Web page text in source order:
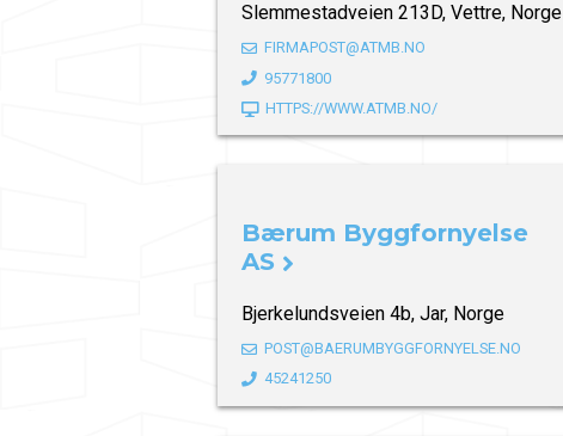
Slemmestadveien 213D, Vettre, Norge
FIRMAPOST@ATMB.NO
95771800
HTTPS://WWW.ATMB.NO/
Bærum Byggfornyelse
AS
Bjerkelundsveien 4b, Jar, Norge
POST@BAERUMBYGGFORNYELSE.NO
45241250